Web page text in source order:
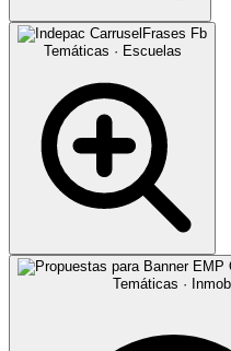
Temáticas · Escuelas
Temáticas ·